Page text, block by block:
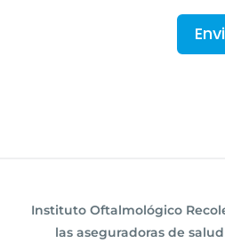
Instituto Oftalmológico
las aseguradoras de